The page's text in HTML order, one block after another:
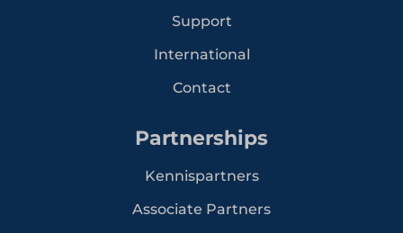
Support
International
Contact
Partnerships
Kennispartners
Associate Partners